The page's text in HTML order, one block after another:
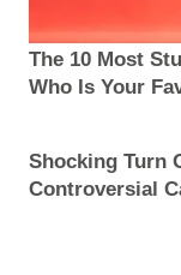
The 10 Most
Who Is Your
Shocking Turn
Controversial